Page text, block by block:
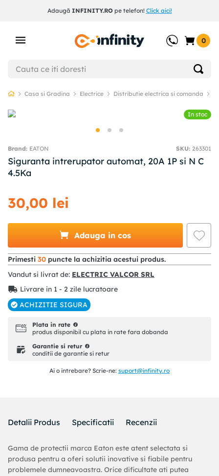
Adaugă INFINITY.ROpe telefon! Click aici!
0
Casa si Gradina Electrice Distributie electrica si comanda
In stoc
EATON SKU: 263301
Siguranta intrerupator automat, 20A 1P si N C
4.5Ka
30,00 lei
Adauga in cos
Primesti 30 puncte la achizitia acestui produs.
Vandut si livrat de: ELECTRIC VALCOR SRL
Livrare in 1 - 2 zile lucratoare
ACHIZITIE SIGURA
Plata in rate
produs disponibil cu plata in rate fara dobanda
Garantie si retur
conditii de garantie si retur
Ai o intrebare? Scrie-ne: suport@infinity.ro
Detalii Produs Specificatii Recenzii
Gama de protectii marca Eaton este atent selectata si
produsa pentru a oferi solutii inovative si fiabile pentru
problemele dumneavoastra. Orice dificultate ati putea